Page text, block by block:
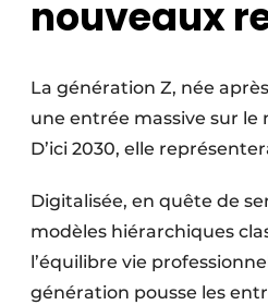
Techniques ferroviaires
Travaux ferroviaires
nouveaux
La génération Z, née
une entrée massive sur le
D’ici 2030, elle
Digitalisée, en quête de
modèles hiérarchiques
l’équilibre vie
génération pousse les